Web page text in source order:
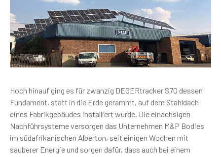
Hoch hinauf ging es für zwanzig DEGERtracker S70 dessen
Fundament, statt in die Erde gerammt, auf dem Stahldach
eines Fabrikgebäudes installiert wurde. Die einachsigen
Nachführsysteme versorgen das Unternehmen M&P Bodies
im südafrikanischen Alberton, seit einigen Wochen mit
sauberer Energie und sorgen dafür, dass auch bei einem